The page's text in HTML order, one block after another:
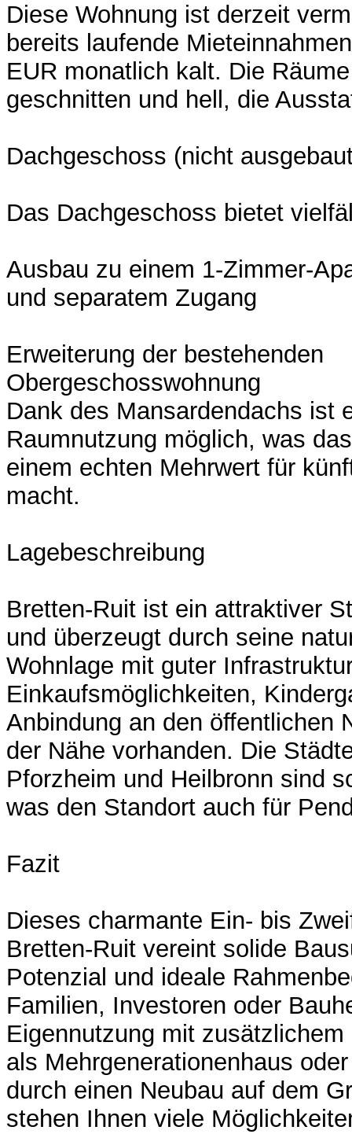
Diese Wohnung ist derzeit
bereits laufende
EUR monatlich kalt. Die
geschnitten und hell, die
Dachgeschoss (nicht
Das Dachgeschoss bietet
Ausbau zu einem 1-Zimmer-
und separatem Zugang
Erweiterung der bestehenden
Obergeschosswohnung
Dank des Mansardendachs ist
Raumnutzung möglich, was
einem echten Mehrwert für
macht.
Lagebeschreibung
Bretten-Ruit ist ein attraktiver
und überzeugt durch seine
Wohnlage mit guter
Einkaufsmöglichkeiten,
Anbindung an den öffentlichen
der Nähe vorhanden. Die
Pforzheim und Heilbronn sind
was den Standort auch für
Fazit
Dieses charmante Ein- bis
Bretten-Ruit vereint solide
Potenzial und ideale
Familien, Investoren oder
Eigennutzung mit
als Mehrgenerationenhaus
durch einen Neubau auf dem
stehen Ihnen viele